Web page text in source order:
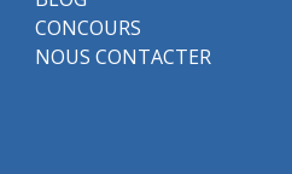
CONCOURS
NOUS CONTACTER